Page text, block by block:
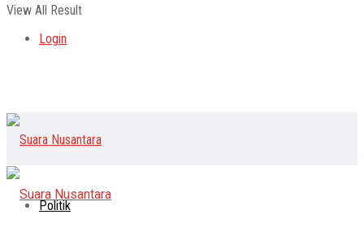
View All Result
Login
Politik